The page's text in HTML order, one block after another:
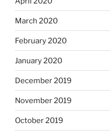
March 2020
February 2020
January 2020
December 2019
November 2019
October 2019